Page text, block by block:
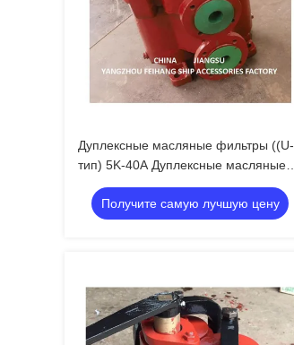
Дуплексные масляные фильтры ((U-
тип) 5K-40A Дуплексные масляные
фильтры - Дуплексные корзинные
масляные фильтры
Получите самую лучшую цену